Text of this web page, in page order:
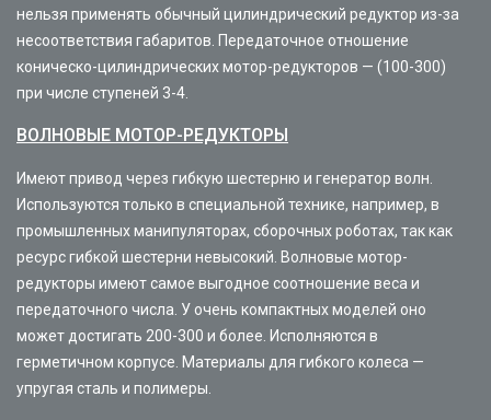
нельзя применять обычный цилиндрический редуктор из-за
несоответствия габаритов. Передаточное отношение
коническо-цилиндрических мотор-редукторов — (100-300)
при числе ступеней 3-4.
ВОЛНОВЫЕ МОТОР-РЕДУКТОРЫ
Имеют привод через гибкую шестерню и генератор волн.
Используются только в специальной технике, например, в
промышленных манипуляторах, сборочных роботах, так как
ресурс гибкой шестерни невысокий. Волновые мотор-
редукторы имеют самое выгодное соотношение веса и
передаточного числа. У очень компактных моделей оно
может достигать 200-300 и более. Исполняются в
герметичном корпусе. Материалы для гибкого колеса —
упругая сталь и полимеры.